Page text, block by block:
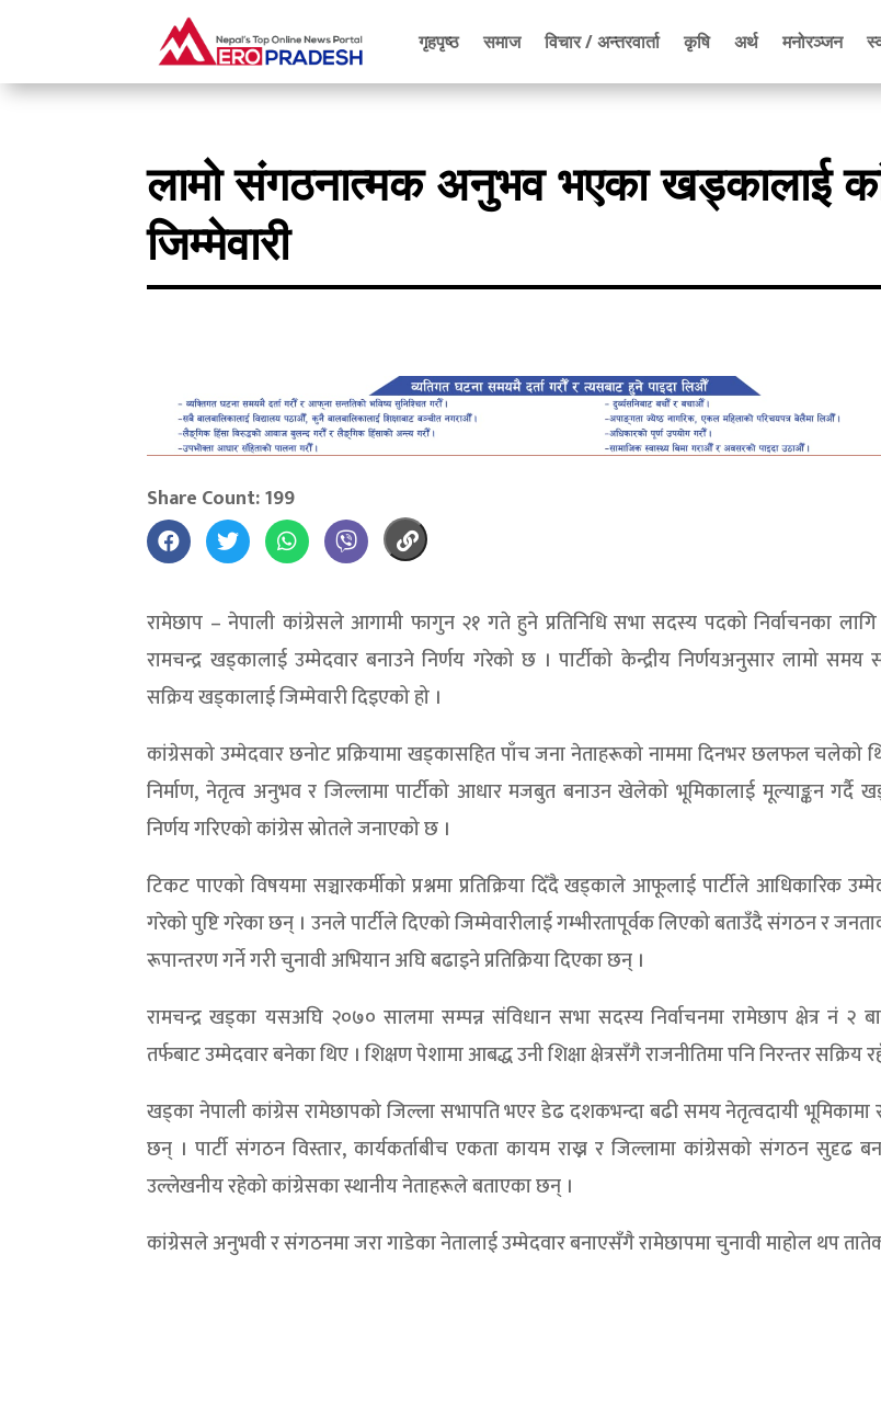
गृहपृष्ठ समाज विचार / अन्तरवार्ता कृषि अर्थ मनोरञ्जन
लामो संगठनात्मक अनुभव भएका खड्कालाई
जिम्मेवारी
Share Count: 199
रामेछाप – नेपाली कांग्रेसले आगामी फागुन २१ गते हुने प्रतिनिधि सभा सदस्य पदको निर्वाचनका लागि
रामचन्द्र खड्कालाई उम्मेदवार बनाउने निर्णय गरेको छ । पार्टीको केन्द्रीय निर्णयअनुसार लामो
सक्रिय खड्कालाई जिम्मेवारी दिइएको हो ।
कांग्रेसको उम्मेदवार छनोट प्रक्रियामा खड्कासहित पाँच जना नेताहरूको नाममा दिनभर छलफल चलेको
निर्माण, नेतृत्व अनुभव र जिल्लामा पार्टीको आधार मजबुत बनाउन खेलेको भूमिकालाई मूल्याङ्कन गर्दै
निर्णय गरिएको कांग्रेस स्रोतले जनाएको छ ।
टिकट पाएको विषयमा सञ्चारकर्मीको प्रश्नमा प्रतिक्रिया दिँदै खड्काले आफूलाई पार्टीले आधिकारिक
गरेको पुष्टि गरेका छन् । उनले पार्टीले दिएको जिम्मेवारीलाई गम्भीरतापूर्वक लिएको बताउँदै संगठन र
रूपान्तरण गर्ने गरी चुनावी अभियान अघि बढाइने प्रतिक्रिया दिएका छन् ।
रामचन्द्र खड्का यसअघि २०७० सालमा सम्पन्न संविधान सभा सदस्य निर्वाचनमा रामेछाप क्षेत्र नं २
तर्फबाट उम्मेदवार बनेका थिए । शिक्षण पेशामा आबद्ध उनी शिक्षा क्षेत्रसँगै राजनीतिमा पनि निरन्तर
खड्का नेपाली कांग्रेस रामेछापको जिल्ला सभापति भएर डेढ दशकभन्दा बढी समय नेतृत्वदायी
छन् । पार्टी संगठन विस्तार, कार्यकर्ताबीच एकता कायम राख्न र जिल्लामा कांग्रेसको संगठन सुदृढ
उल्लेखनीय रहेको कांग्रेसका स्थानीय नेताहरूले बताएका छन् ।
कांग्रेसले अनुभवी र संगठनमा जरा गाडेका नेतालाई उम्मेदवार बनाएसँगै रामेछापमा चुनावी माहोल थप